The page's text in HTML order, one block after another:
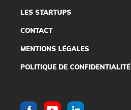
LES STARTUPS
CONTACT
MENTIONS LÉGALES
POLITIQUE DE CONFIDENTIALITÉ